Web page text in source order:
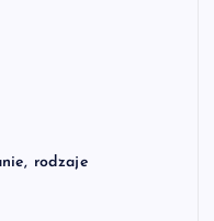
rodzaje